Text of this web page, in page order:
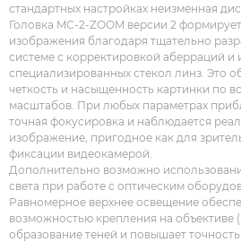
стандартных настройках неизменная
Головка MC-2-ZOOM версии 2
изображения благодаря тщательно
системе с корректировкой аберраций и
специализированных стекол линз. Это
четкость и насыщенность картинки по
масштабов. При любых параметрах
точная фокусировка и наблюдается
изображение, пригодное как для
фиксации видеокамерой.
Дополнительно возможно
света при работе с оптическим
Равномерное верхнее освещение
возможностью крепления на объективе (
образование теней и повышает